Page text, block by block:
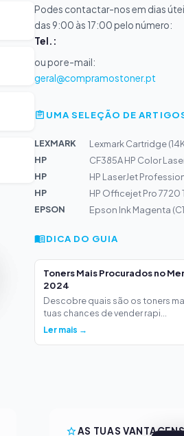
Podes contactar-nos em dias
das 9:00 às 17:00 pelo número:
Tel.:
ou por e-mail:
geral@compramostoner.pt
UMA SELEÇÃO DE
LEXMARK
Lexmark Cartridge
HP
CF385A HP Color
HP
HP LaserJet
HP
HP Officejet Pro 7720
EPSON
Epson Ink Magenta
DICA DO GUIA
Toners Mais Procurados no
2024
Descobre quais são os toners
tuas chances de vender rapi...
Ler mais →
AS TUAS